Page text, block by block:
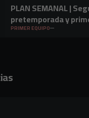
PLAN SEMANAL |
pretemporada y
vista
PRIMER EQUIPO